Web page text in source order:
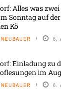
Alles was zwei
Sonntag auf der
Kö
6.
Einladung zu
im
6.